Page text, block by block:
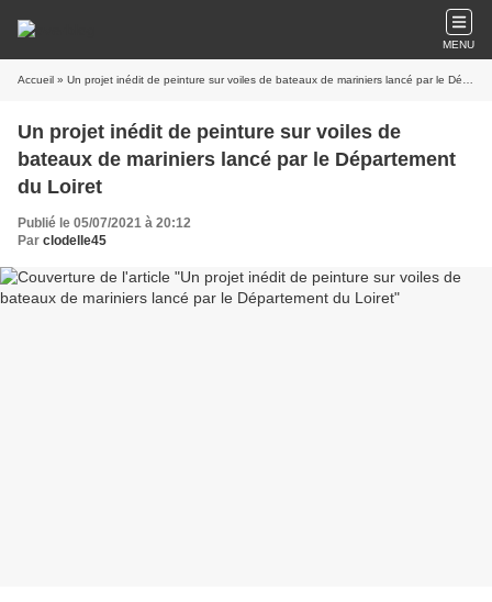
MENU
Accueil » Un projet inédit de peinture sur voiles de bateaux de mariniers lancé par le Département du Loiret
Un projet inédit de peinture sur voiles de
bateaux de mariniers lancé par le Département
du Loiret
Publié le 05/07/2021 à 20:12
Par clodelle45